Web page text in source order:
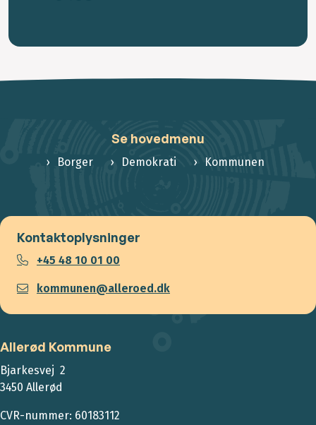
Se hovedmenu
Borger Demokrati Kommunen
Kontaktoplysninger
+45 48 10 01 00
kommunen@alleroed.dk
Allerød Kommune
Bjarkesvej 2
3450 Allerød
CVR-nummer: 60183112